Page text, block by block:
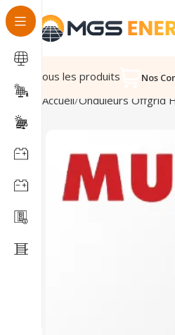
Tous les produits Nos
Accueil Onduleurs Offgrid